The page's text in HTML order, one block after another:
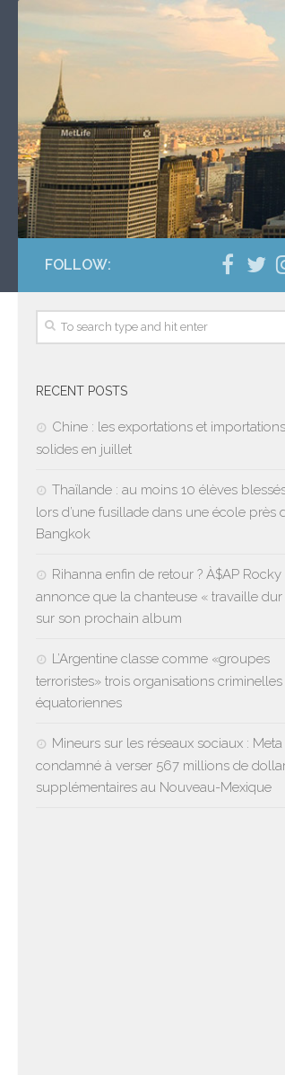
FOLLOW:
RECENT POSTS
Chine : les exportations et importations
solides en juillet
Thaïlande : au moins 10 élèves
lors d’une fusillade dans une école près
Bangkok
Rihanna enfin de retour ? À$AP Rocky
annonce que la chanteuse « travaille dur
sur son prochain album
L’Argentine classe comme «groupes
terroristes» trois organisations criminelles
équatoriennes
Mineurs sur les réseaux sociaux : Meta
condamné à verser 567 millions de
supplémentaires au Nouveau-Mexique